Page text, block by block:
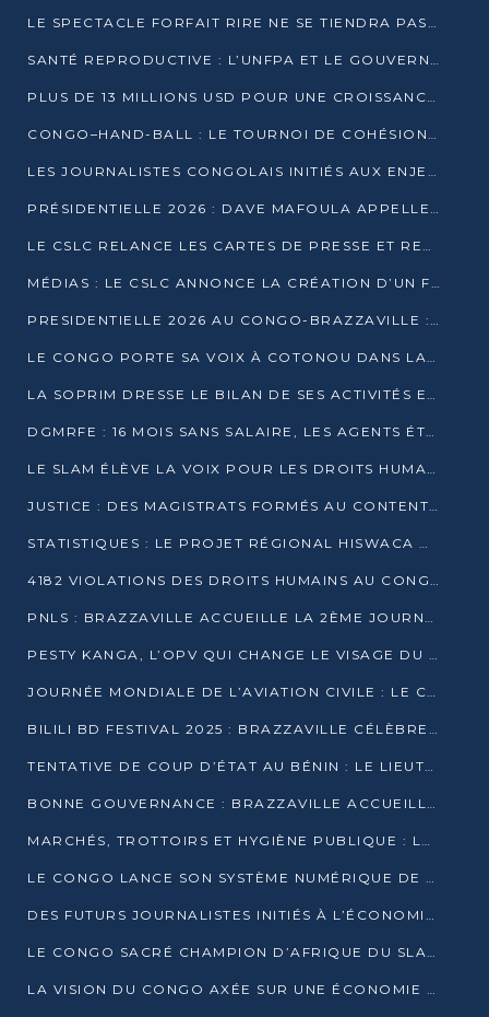
LE SPECTACLE FORFAIT RIRE NE SE TIENDRA PAS LE 1ER JANVIER
SANTÉ REPRODUCTIVE : L’UNFPA ET LE GOUVERNEMENT AFFINENT LES PRIORITÉS DE 2026
PLUS DE 13 MILLIONS USD POUR UNE CROISSANCE VERTE ET SOUVERAINE
CONGO–HAND-BALL : LE TOURNOI DE COHÉSION ET DE FRATERNITÉ ALLUME SES LAMPIONS À BRAZZAVILLE
LES JOURNALISTES CONGOLAIS INITIÉS AUX ENJEUX DE L’ÉCONOMIE BLEUE
PRÉSIDENTIELLE 2026 : DAVE MAFOULA APPELLE LES CONGOLAIS À UN « NOUVEAU DÉPART »
LE CSLC RELANCE LES CARTES DE PRESSE ET RECONNAÎT OFFICIELLEMENT LES MÉDIAS EN LIGNE
MÉDIAS : LE CSLC ANNONCE LA CRÉATION D’UN FONDS D’APPUI À LA PRESSE
PRESIDENTIELLE 2026 AU CONGO-BRAZZAVILLE : UN CASTING ÉLARGI
LE CONGO PORTE SA VOIX À COTONOU DANS LA LUTTE CONTRE LA TUBERCULOSE
LA SOPRIM DRESSE LE BILAN DE SES ACTIVITÉS ET FIXE DE NOUVELLES PRIORITÉS
DGMRFE : 16 MOIS SANS SALAIRE, LES AGENTS ÉTOUFFENT DANS LE SILENCE
LE SLAM ÉLÈVE LA VOIX POUR LES DROITS HUMAINS À BRAZZAVILLE
JUSTICE : DES MAGISTRATS FORMÉS AU CONTENTIEUX DE LA PROPRIÉTÉ INTELLECTUELLE
STATISTIQUES : LE PROJET RÉGIONAL HISWACA OFFICIELLEMENT LANCÉ AU CONGO
4182 VIOLATIONS DES DROITS HUMAINS AU CONGO EN 2025 SELON LE CAD
PNLS : BRAZZAVILLE ACCUEILLE LA 2ÈME JOURNÉE SCIENTIFIQUE SUR LE VIH/SIDA
PESTY KANGA, L’OPV QUI CHANGE LE VISAGE DU REPORTAGE AU CONGO
JOURNÉE MONDIALE DE L’AVIATION CIVILE : LE CONGO MISE SUR L’INNOVATION ET LA SÉCURITÉ
BILILI BD FESTIVAL 2025 : BRAZZAVILLE CÉLÈBRE DIX ANS DE CRÉATION GRAPHIQUE AFRICAINE
TENTATIVE DE COUP D’ÉTAT AU BÉNIN : LE LIEUTENANT-COLONEL TIGRI S’AUTOPROCLAME CHEF D’UN COMITÉ MILITAIRE
BONNE GOUVERNANCE : BRAZZAVILLE ACCUEILLE LES PREMIÈRES JOURNÉES CONGOLAISES DE L’ÉVALUATION
MARCHÉS, TROTTOIRS ET HYGIÈNE PUBLIQUE : LE GOUVERNEMENT DURCIT LE TON
LE CONGO LANCE SON SYSTÈME NUMÉRIQUE DE VÉRIFICATION DU BOIS
DES FUTURS JOURNALISTES INITIÉS À L’ÉCONOMIE BLEUE DURABLE
LE CONGO SACRÉ CHAMPION D’AFRIQUE DU SLAM 2025
LA VISION DU CONGO AXÉE SUR UNE ÉCONOMIE BAS CARBONE AU RENDEZ-VOUS DE MONACO 2025